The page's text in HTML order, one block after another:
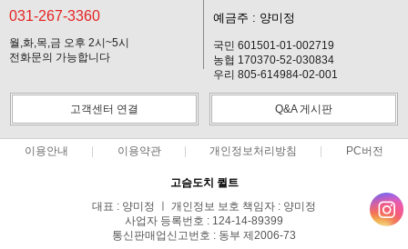
031-267-3360
월,화,목,금 오후 2시~5시
전화문의 가능합니다
예금주 : 양미정
국민 601501-01-002719
농협 170370-52-030834
우리 805-614984-02-001
고객센터 연결 Q&A 게시판
이용안내 이용약관 개인정보처리방침 PC버전
고슴도치 퀼트
대표 : 양미정 ㅣ 개인정보 보호 책임자 : 양미정
사업자 등록번호 : 124-14-89399
통신판매업신고번호 : 동부 제2006-73